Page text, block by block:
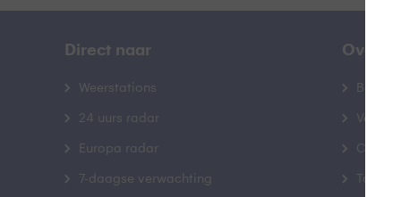
Direct naar
Weerstations
24 uurs radar
Europa radar
7-daagse verwachting
Over
Contact